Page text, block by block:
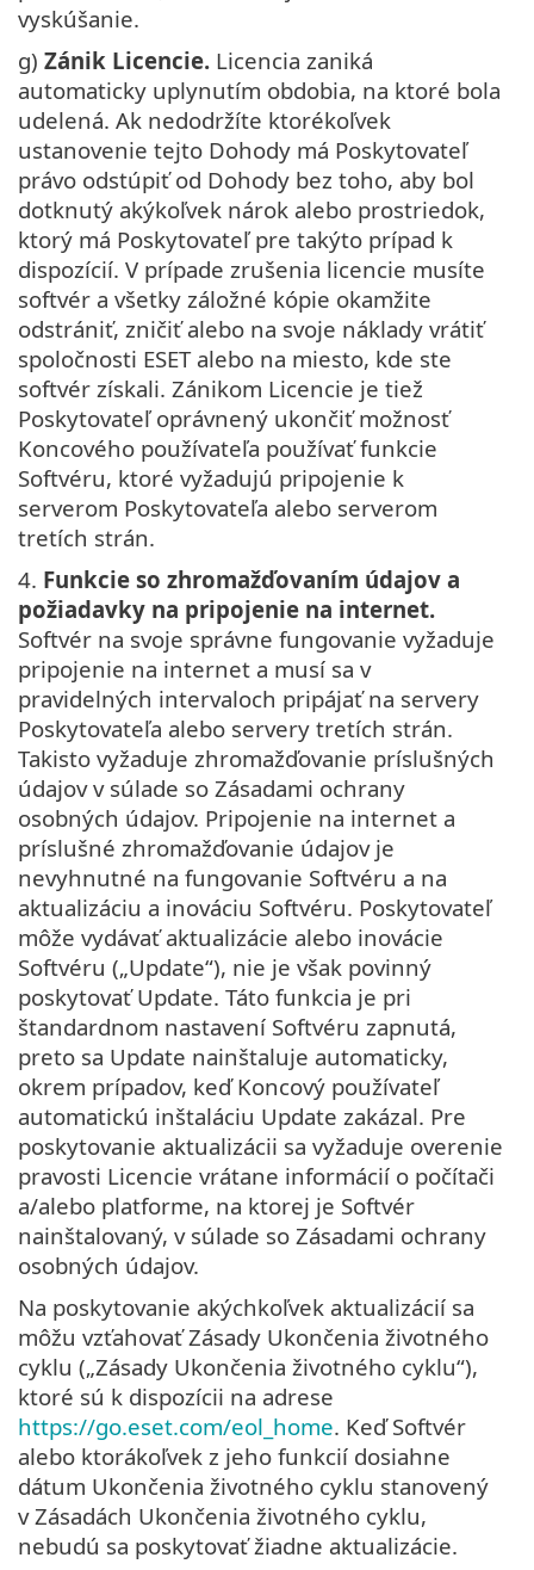
vyskúšanie.
g) Zánik Licencie. Licencia zaniká
automaticky uplynutím obdobia, na ktoré bola
udelená. Ak nedodržíte ktorékoľvek
ustanovenie tejto Dohody má Poskytovateľ
právo odstúpiť od Dohody bez toho, aby bol
dotknutý akýkoľvek nárok alebo prostriedok,
ktorý má Poskytovateľ pre takýto prípad k
dispozícií. V prípade zrušenia licencie musíte
softvér a všetky záložné kópie okamžite
odstrániť, zničiť alebo na svoje náklady vrátiť
spoločnosti ESET alebo na miesto, kde ste
softvér získali. Zánikom Licencie je tiež
Poskytovateľ oprávnený ukončiť možnosť
Koncového používateľa používať funkcie
Softvéru, ktoré vyžadujú pripojenie k
serverom Poskytovateľa alebo serverom
tretích strán.
4. Funkcie so zhromažďovaním údajov a
požiadavky na pripojenie na internet.
Softvér na svoje správne fungovanie vyžaduje
pripojenie na internet a musí sa v
pravidelných intervaloch pripájať na servery
Poskytovateľa alebo servery tretích strán.
Takisto vyžaduje zhromažďovanie príslušných
údajov v súlade so Zásadami ochrany
osobných údajov. Pripojenie na internet a
príslušné zhromažďovanie údajov je
nevyhnutné na fungovanie Softvéru a na
aktualizáciu a inováciu Softvéru. Poskytovateľ
môže vydávať aktualizácie alebo inovácie
Softvéru („Update“), nie je však povinný
poskytovať Update. Táto funkcia je pri
štandardnom nastavení Softvéru zapnutá,
preto sa Update nainštaluje automaticky,
okrem prípadov, keď Koncový používateľ
automatickú inštaláciu Update zakázal. Pre
poskytovanie aktualizácii sa vyžaduje overenie
pravosti Licencie vrátane informácií o počítači
a/alebo platforme, na ktorej je Softvér
nainštalovaný, v súlade so Zásadami ochrany
osobných údajov.
Na poskytovanie akýchkoľvek aktualizácií sa
môžu vzťahovať Zásady Ukončenia životného
cyklu („Zásady Ukončenia životného cyklu“),
ktoré sú k dispozícii na adrese
https://go.eset.com/eol_home. Keď Softvér
alebo ktorákoľvek z jeho funkcií dosiahne
dátum Ukončenia životného cyklu stanovený
v Zásadách Ukončenia životného cyklu,
nebudú sa poskytovať žiadne aktualizácie.